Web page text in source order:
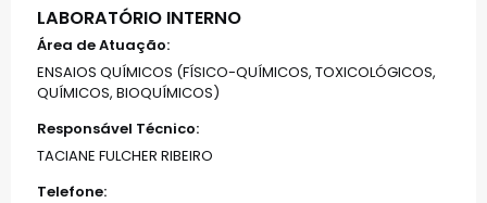
LABORATÓRIO INTERNO
Área de Atuação:
ENSAIOS QUÍMICOS (FÍSICO-QUÍMICOS, TOXICOLÓGICOS,
QUÍMICOS, BIOQUÍMICOS)
Responsável Técnico:
TACIANE FULCHER RIBEIRO
Telefone: